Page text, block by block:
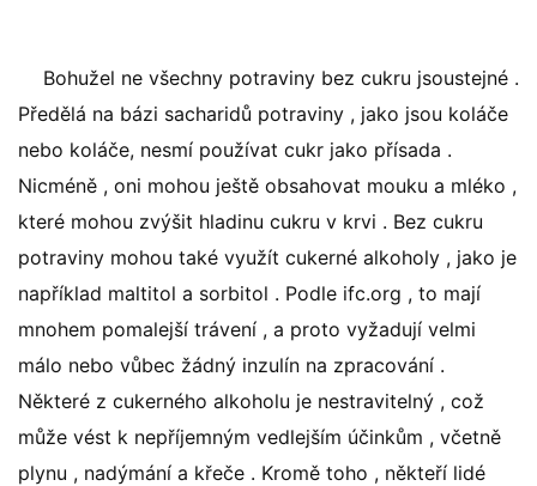
Bohužel ne všechny potraviny bez cukru jsoustejné .
Předělá na bázi sacharidů potraviny , jako jsou koláče
nebo koláče, nesmí používat cukr jako přísada .
Nicméně , oni mohou ještě obsahovat mouku a mléko ,
které mohou zvýšit hladinu cukru v krvi . Bez cukru
potraviny mohou také využít cukerné alkoholy , jako je
například maltitol a sorbitol . Podle ifc.org , to mají
mnohem pomalejší trávení , a proto vyžadují velmi
málo nebo vůbec žádný inzulín na zpracování .
Některé z cukerného alkoholu je nestravitelný , což
může vést k nepříjemným vedlejším účinkům , včetně
plynu , nadýmání a křeče . Kromě toho , někteří lidé